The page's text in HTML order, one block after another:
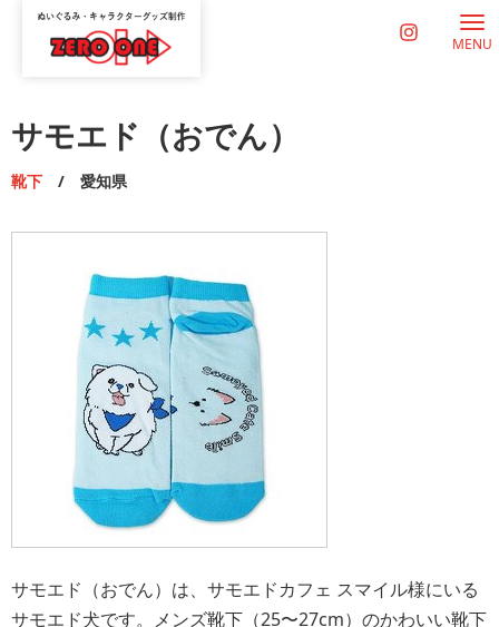
MENU
サモエド（おでん）
靴下 / 愛知県
サモエド（おでん）は、サモエドカフェ スマイル様にいる
サモエド犬です。メンズ靴下（25〜27cm）のかわいい靴下